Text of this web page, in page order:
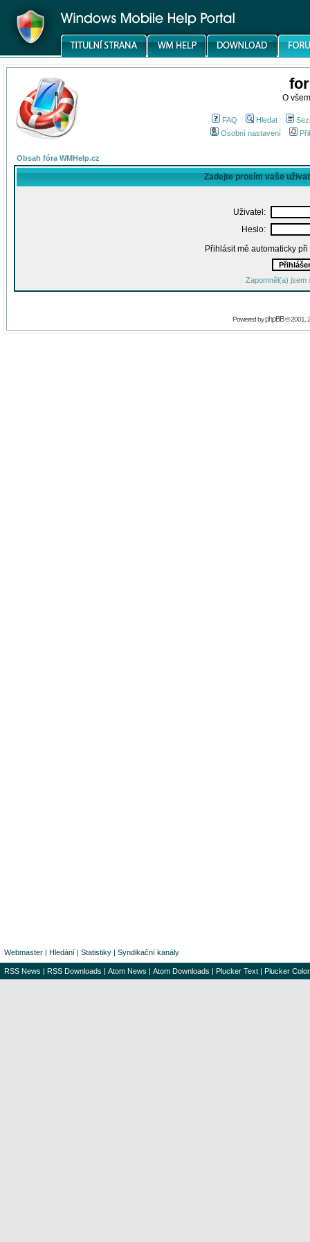
O
FAQ Hledat
Osobní nastavení
Obsah fóra WMHelp.cz
Zadejte prosím vaše
Uživatel:
Heslo:
Přihlásit mě automaticky
Zapomněl(a) jsem
Powered byphpBB© 2001,
Webmaster | Hledání | Statistiky | Syndikační kanály
RSS News | RSS Downloads | Atom News | Atom Downloads | Plucker Text | Plucker Color